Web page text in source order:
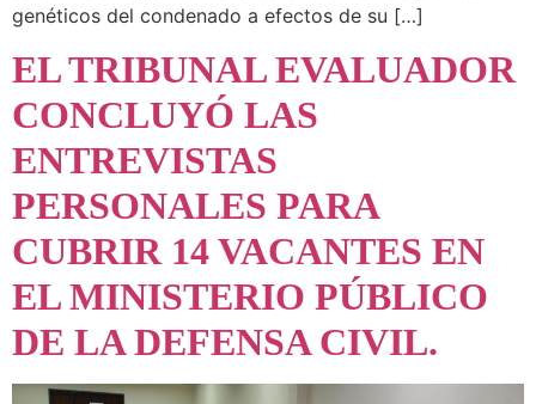
genéticos del condenado a efectos de su […]
EL TRIBUNAL EVALUADOR
CONCLUYÓ LAS
ENTREVISTAS
PERSONALES PARA
CUBRIR 14 VACANTES EN
EL MINISTERIO PÚBLICO
DE LA DEFENSA CIVIL.